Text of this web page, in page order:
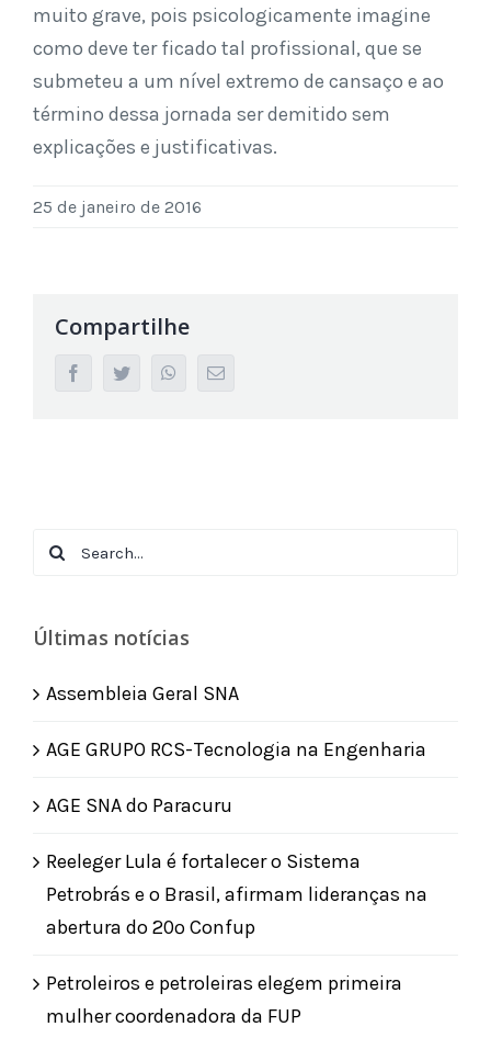
muito grave, pois psicologicamente imagine
como deve ter ficado tal profissional, que se
submeteu a um nível extremo de cansaço e ao
término dessa jornada ser demitido sem
explicações e justificativas.
25 de janeiro de 2016
Compartilhe
facebooktwitter whatsappEmail
Search
Últimas notícias
Assembleia Geral SNA
AGE GRUPO RCS-Tecnologia na Engenharia
AGE SNA do Paracuru
Reeleger Lula é fortalecer o Sistema
Petrobrás e o Brasil, afirmam lideranças na
abertura do 20º Confup
Petroleiros e petroleiras elegem primeira
mulher coordenadora da FUP